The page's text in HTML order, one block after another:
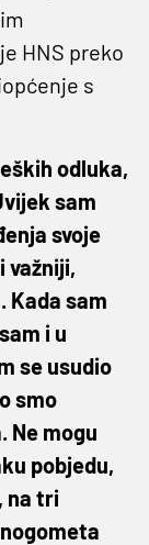
HNS preko
s
odluka,
sam
svoje
važniji,
Kada sam
i u
se usudio
smo
Ne mogu
pobjedu,
na tri